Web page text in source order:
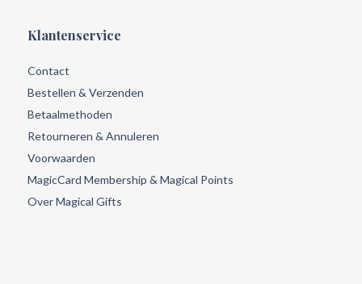
Klantenservice
Contact
Bestellen & Verzenden
Betaalmethoden
Retourneren & Annuleren
Voorwaarden
MagicCard Membership & Magical Points
Over Magical Gifts